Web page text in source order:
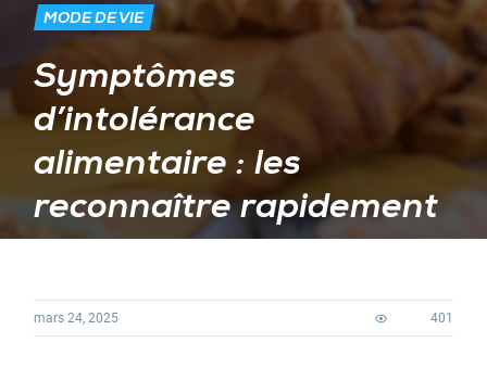
MODE DE VIE
Symptômes
d’intolérance
alimentaire : les
reconnaître rapidement
mars 24, 2025 401